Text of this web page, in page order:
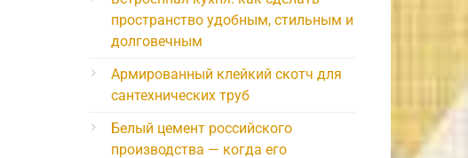
пространство удобным, стильным и
долговечным
Армированный клейкий скотч для
сантехнических труб
Белый цемент российского
производства — когда его